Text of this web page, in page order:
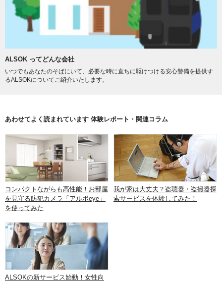
ALSOK ってどんな会社
いつでもあなたのそばにいて、必要な時に直ちに駆けつける安心警備を提供す
るALSOKについてご紹介いたします。
あわせてよく読まれています 体験レポート・関連コラム
コンパクトながらも高性能！お部屋
を見守る防犯カメラ「アルボeye」
を使ってみた
我が家は大丈夫？盗聴器・盗撮器探
索サービスを体験してみた！
ALSOKの新サービス始動！女性向